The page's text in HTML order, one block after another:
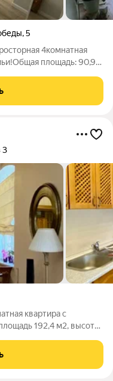
,5
4комнатная
3
квapтиpа с
192,4 м2, выcoтa
и КВАРТИРЕ: +